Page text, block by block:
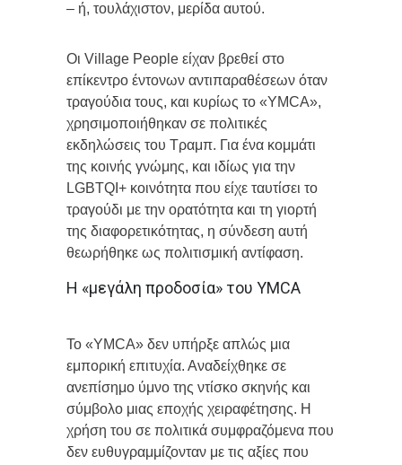
– ή, τουλάχιστον, μερίδα αυτού.
Οι Village People είχαν βρεθεί στο
επίκεντρο έντονων αντιπαραθέσεων όταν
τραγούδια τους, και κυρίως το «YMCA»,
χρησιμοποιήθηκαν σε πολιτικές
εκδηλώσεις του Τραμπ. Για ένα κομμάτι
της κοινής γνώμης, και ιδίως για την
LGBTQI+ κοινότητα που είχε ταυτίσει το
τραγούδι με την ορατότητα και τη γιορτή
της διαφορετικότητας, η σύνδεση αυτή
θεωρήθηκε ως πολιτισμική αντίφαση.
Η «μεγάλη προδοσία» του YMCA
Το «YMCA» δεν υπήρξε απλώς μια
εμπορική επιτυχία. Αναδείχθηκε σε
ανεπίσημο ύμνο της ντίσκο σκηνής και
σύμβολο μιας εποχής χειραφέτησης. Η
χρήση του σε πολιτικά συμφραζόμενα που
δεν ευθυγραμμίζονταν με τις αξίες που